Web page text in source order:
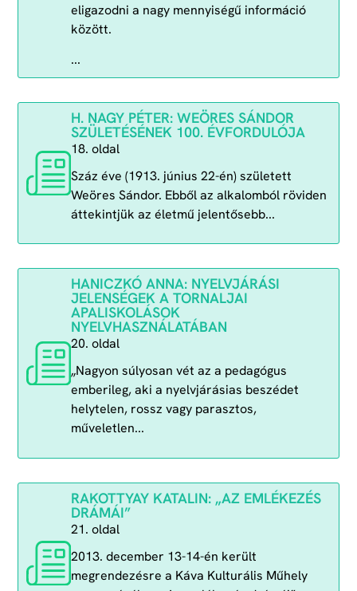
eligazodni a nagy mennyiségű információ
között.
...
H. NAGY PÉTER: WEÖRES SÁNDOR
SZÜLETÉSÉNEK 100. ÉVFORDULÓJA
18. oldal
Száz éve (1913. június 22-én) született
Weöres Sándor. Ebből az alkalomból röviden
áttekintjük az életmű jelentősebb...
HANICZKÓ ANNA: NYELVJÁRÁSI
JELENSÉGEK A TORNALJAI
APALISKOLÁSOK
NYELVHASZNÁLATÁBAN
20. oldal
„Nagyon súlyosan vét az a pedagógus
emberileg, aki a nyelvjárásias beszédet
helytelen, rossz vagy parasztos,
műveletlen...
RAKOTTYAY KATALIN: „AZ EMLÉKEZÉS
DRÁMÁI”
21. oldal
2013. december 13-14-én került
megrendezésre a Káva Kulturális Műhely